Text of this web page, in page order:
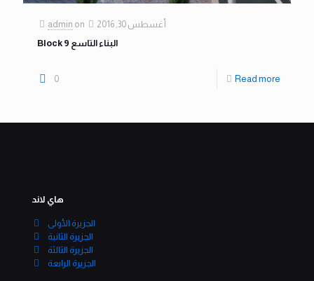
admin on
أغسطس 30, 2016
Block 9 البناء التاسع
0 Read more
هاي لاند
الجزيرة الأولى
الجزيرة الثانية
الجزيرة الثالثة
الجزيرة الرابعة